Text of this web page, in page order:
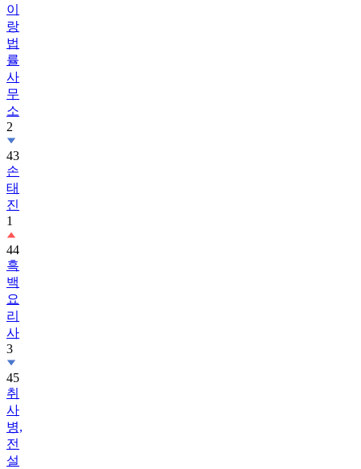
이
랑
법
률
사
무
소
2
43
손
태
진
1
44
흑
백
요
리
사
3
45
취
사
병,
전
설